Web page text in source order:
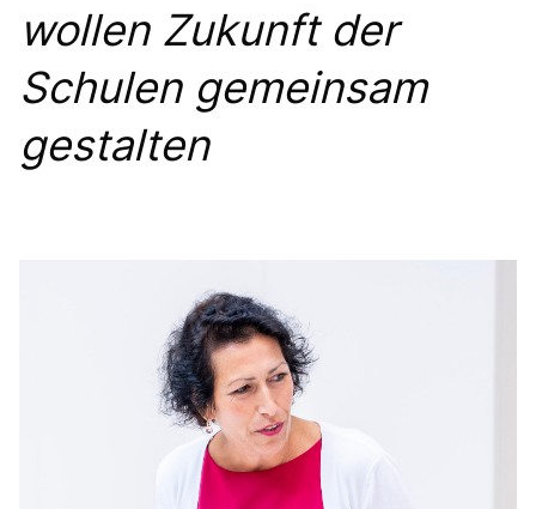
MEIN WAHLKREIS
ZIELE
Redebeiträge
Kleine Anfragen
CDU Brandenburg
CDU Potsdam
wollen Zukunft der
Schulen gemeinsam
gestalten